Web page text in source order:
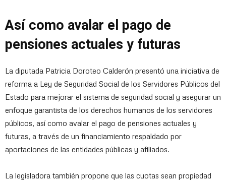
Así como avalar el pago de
pensiones actuales y futuras
La diputada Patricia Doroteo Calderón presentó una iniciativa de
reforma a Ley de Seguridad Social de los Servidores Públicos del
Estado para mejorar el sistema de seguridad social y asegurar un
enfoque garantista de los derechos humanos de los servidores
públicos, así como avalar el pago de pensiones actuales y
futuras, a través de un financiamiento respaldado por
aportaciones de las entidades públicas y afiliados.
La legisladora también propone que las cuotas sean propiedad